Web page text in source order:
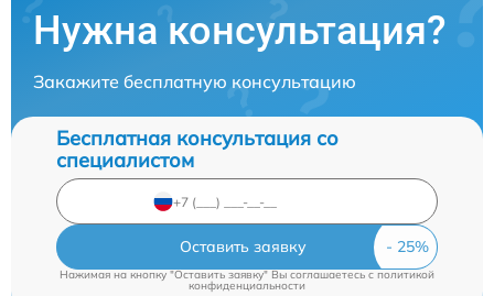
Нужна консультация?
Закажите бесплатную консультацию
Бесплатная консультация со
специалистом
Оставить заявку
Нажимая на кнопку "Оставить заявку" Вы соглашаетесь cполитикой
конфиденциальности